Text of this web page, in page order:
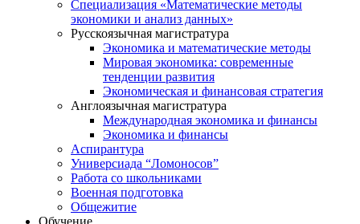
Специализация «Математические методы
экономики и анализ данных»
Русскоязычная магистратура
Экономика и математические методы
Мировая экономика: современные
тенденции развития
Экономическая и финансовая стратегия
Англоязычная магистратура
Международная экономика и финансы
Экономика и финансы
Аспирантура
Универсиада “Ломоносов”
Работа со школьниками
Военная подготовка
Общежитие